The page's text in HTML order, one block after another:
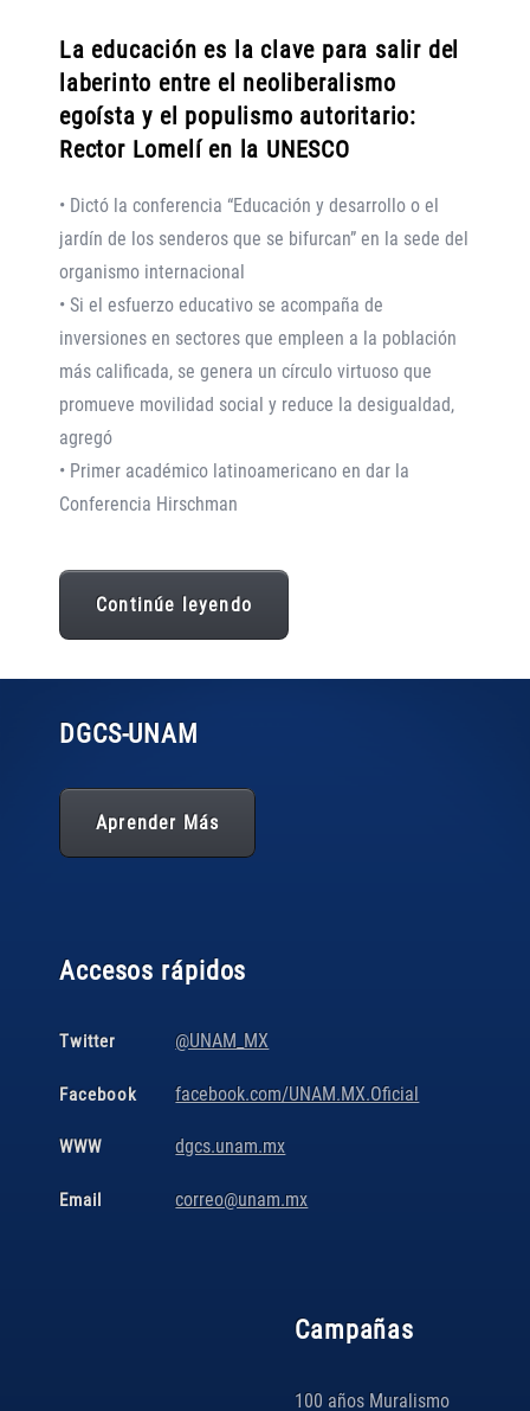
La educación es la clave para salir del
laberinto entre el neoliberalismo
egoísta y el populismo autoritario:
Rector Lomelí en la UNESCO
• Dictó la conferencia “Educación y desarrollo o el
jardín de los senderos que se bifurcan” en la sede del
organismo internacional
• Si el esfuerzo educativo se acompaña de
inversiones en sectores que empleen a la población
más calificada, se genera un círculo virtuoso que
promueve movilidad social y reduce la desigualdad,
agregó
• Primer académico latinoamericano en dar la
Conferencia Hirschman
Continúe leyendo
Campañas
100 años Muralismo
DGCS-UNAM
Aprender Más
Accesos rápidos
Twitter @UNAM_MX
Facebook facebook.com/UNAM.MX.Oficial
WWW dgcs.unam.mx
Email correo@unam.mx